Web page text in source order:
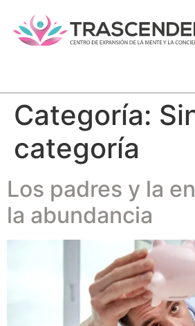
Categoría:
categoría
Los padres y la
la abundancia